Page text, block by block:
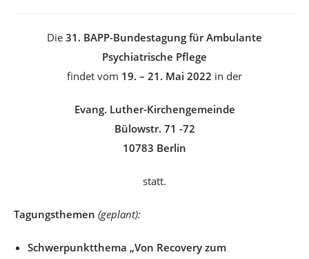
Die 31. BAPP-Bundestagung für Ambulante
Psychiatrische Pflege
findet vom 19. – 21. Mai 2022 in der
Evang. Luther-Kirchengemeinde
Bülowstr. 71 -72
10783 Berlin
statt.
Tagungsthemen (geplant):
Schwerpunktthema „Von Recovery zum